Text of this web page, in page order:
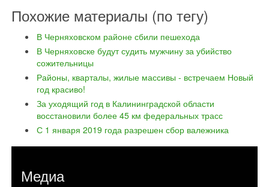
Похожие материалы (по тегу)
В Черняховском районе сбили пешехода
В Черняховске будут судить мужчину за убийство
сожительницы
Районы, кварталы, жилые массивы - встречаем Новый
год красиво!
За уходящий год в Калининградской области
восстановили более 45 км федеральных трасс
С 1 января 2019 года разрешен сбор валежника
Медиа